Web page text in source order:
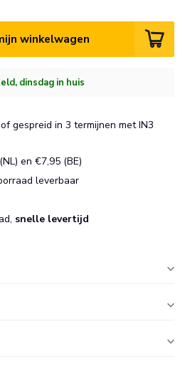
winkelwagen
dinsdag in huis
gespreid in 3 termijnen met IN3
en €7,95 (BE)
leverbaar
snelle levertijd